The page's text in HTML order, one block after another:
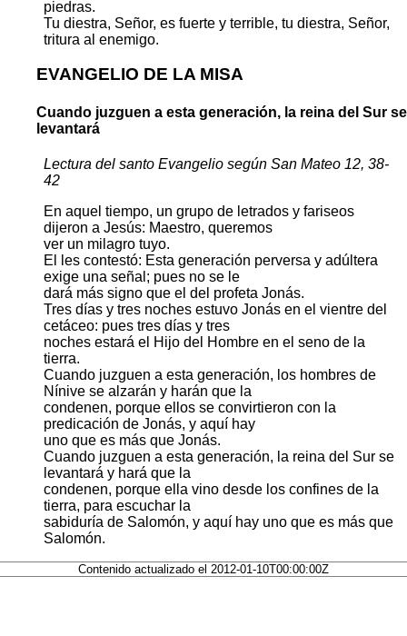
piedras.
Tu diestra, Señor, es fuerte y terrible, tu diestra, Señor,
tritura al enemigo.
EVANGELIO DE LA MISA
Cuando juzguen a esta generación, la reina del Sur se
levantará
Lectura del santo Evangelio según San Mateo 12, 38-
42
En aquel tiempo, un grupo de letrados y fariseos
dijeron a Jesús: Maestro, queremos
ver un milagro tuyo.
El les contestó: Esta generación perversa y adúltera
exige una señal; pues no se le
dará más signo que el del profeta Jonás.
Tres días y tres noches estuvo Jonás en el vientre del
cetáceo: pues tres días y tres
noches estará el Hijo del Hombre en el seno de la
tierra.
Cuando juzguen a esta generación, los hombres de
Nínive se alzarán y harán que la
condenen, porque ellos se convirtieron con la
predicación de Jonás, y aquí hay
uno que es más que Jonás.
Cuando juzguen a esta generación, la reina del Sur se
levantará y hará que la
condenen, porque ella vino desde los confines de la
tierra, para escuchar la
sabiduría de Salomón, y aquí hay uno que es más que
Salomón.
Contenido actualizado el 2012-01-10T00:00:00Z